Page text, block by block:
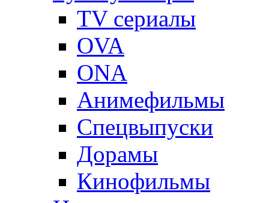
TV сериалы
OVA
ONA
Анимефильмы
Спецвыпуски
Дорамы
Кинофильмы